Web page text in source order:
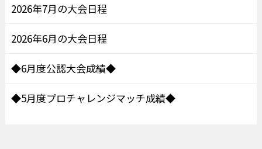
2026年7月の大会日程
2026年6月の大会日程
◆6月度公認大会成績◆
◆5月度プロチャレンジマッチ成績◆